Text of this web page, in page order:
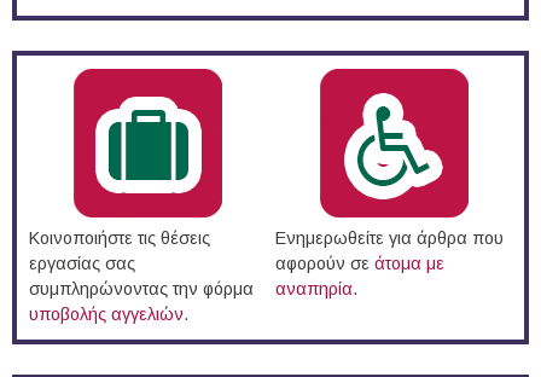
Κοινοποιήστε τις θέσεις
εργασίας σας
συμπληρώνοντας την φόρμα
υποβολής αγγελιών.
Ενημερωθείτε για άρθρα που
αφορούν σε άτομα με
αναπηρία.